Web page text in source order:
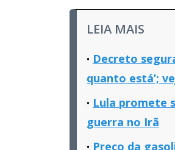
LEIA MAIS
Decreto
quanto está’;
Lula promete
guerra no Irã
Preço da